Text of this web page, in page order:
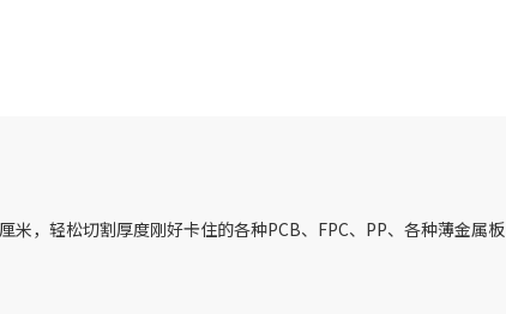
米，轻松切割厚度刚好卡住的各种PCB、FPC、PP、各种薄金属板